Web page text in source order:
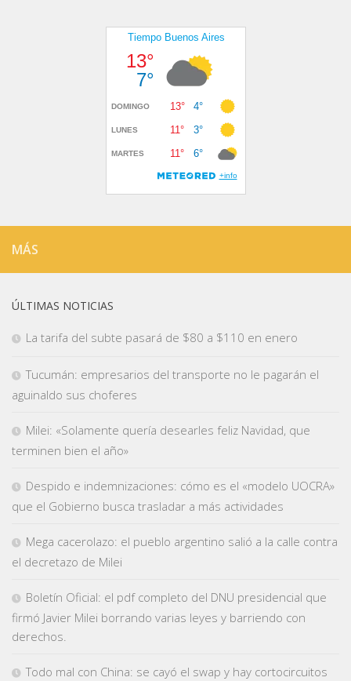
MÁS
ÚLTIMAS NOTICIAS
La tarifa del subte pasará de $80 a $110 en enero
Tucumán: empresarios del transporte no le pagarán el
aguinaldo sus choferes
Milei: «Solamente quería desearles feliz Navidad, que
terminen bien el año»
Despido e indemnizaciones: cómo es el «modelo UOCRA»
que el Gobierno busca trasladar a más actividades
Mega cacerolazo: el pueblo argentino salió a la calle contra
el decretazo de Milei
Boletín Oficial: el pdf completo del DNU presidencial que
firmó Javier Milei borrando varias leyes y barriendo con
derechos.
Todo mal con China: se cayó el swap y hay cortocircuitos